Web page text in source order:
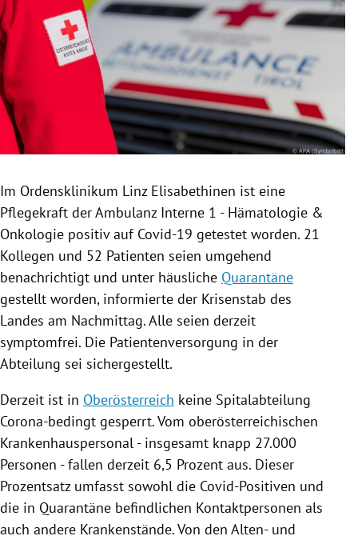
Untermenü
Untermenü
Untermenü
Untermenü
Untermenü
Untermenü
Im Ordensklinikum Linz Elisabethinen ist eine
Pflegekraft derAmbulanz Interne 1 - Hämatologie &
Onkologie positiv auf Covid-19 getestet worden. 21
Kollegen und 52 Patienten seien umgehend
benachrichtigt und unter häusliche Quarantäne
gestellt worden, informierte der Krisenstab des
Landes am Nachmittag. Alle seien derzeit
symptomfrei. Die Patientenversorgung in der
Abteilung sei sichergestellt.
Derzeit ist in Oberösterreich keine Spitalabteilung
Corona-bedingt gesperrt. Vom oberösterreichischen
Krankenhauspersonal - insgesamt knapp 27.000
Personen - fallen derzeit 6,5 Prozent aus. Dieser
Prozentsatz umfasst sowohl die Covid-Positiven und
die in Quarantäne befindlichen Kontaktpersonen als
auch andere Krankenstände. Von den Alten- und